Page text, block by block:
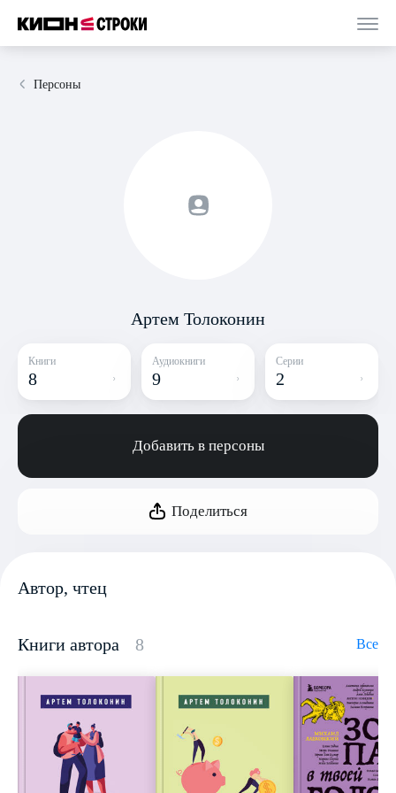
Персоны
Артем Толоконин
Книги
8
Аудиокниги
9
Серии
2
Добавить в персоны
Поделиться
Автор, чтец
Книги автора 8 Все